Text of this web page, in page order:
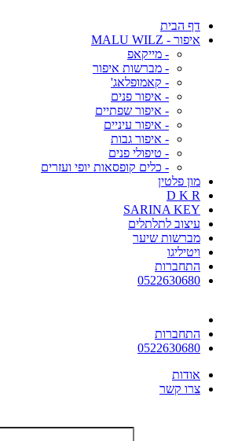
דף הבית
איפור - MALU WILZ
- מייקאפ
- מברשות איפור
- קאמופלאג'
- איפור פנים
- איפור שפתיים
- איפור עיניים
- איפור גבות
- טיפולי פנים
- כלים קופסאות יופי ועזרים
מון פלטין
D K R
SARINA KEY
עיצוב לתלתלים
מברשות שיער
ויטיליגו
התחברות
0522630680
התחברות
0522630680
אודות
צרו קשר